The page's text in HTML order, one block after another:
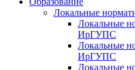
Локальные
Локальные
ИрГУПС
Локальные
ИрГУПС
Локальные